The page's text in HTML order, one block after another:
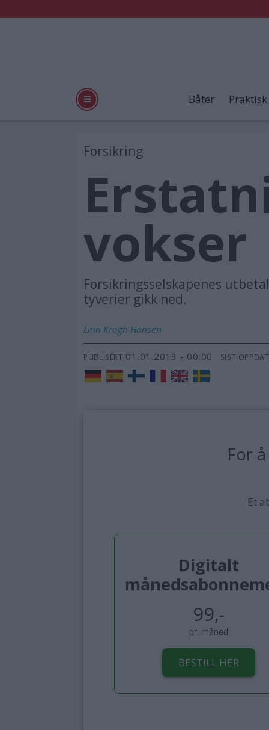
Båter Praktisk
Forsikring
vokser
Forsikringsselskapenes
tyverier gikk ned.
Linn Krogh Hansen
PUBLISERT 01.01.2013 - 00:00 SIST
For
Et
Digitalt
99,-
pr. måned
BESTILL HER